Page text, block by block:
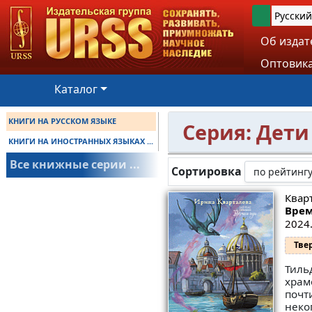
Русский
Об
Каталог
КНИГИ НА РУССКОМ ЯЗЫКЕ
КНИГИ НА ИНОСТРАННЫХ ЯЗЫКАХ ...
Все книжные серии ...
Серия:
Сортировка